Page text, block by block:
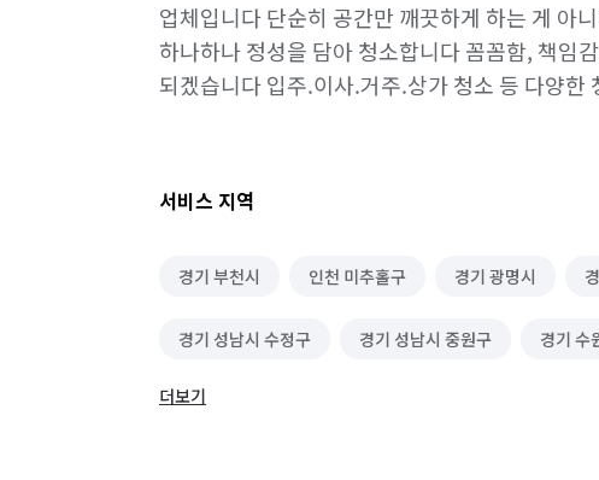
업체입니다 단순히 공간만 깨끗하게 하는 게 아
하나하나 정성을 담아 청소합니다 꼼꼼함, 책임
되겠습니다 입주.이사.거주.상가 청소 등 다양한
서비스 지역
경기 부천시 인천 미추홀구 경기 광명시
경기 성남시 수정구 경기 성남시 중원구 경기 수
경기 수원시 장안구
더보기